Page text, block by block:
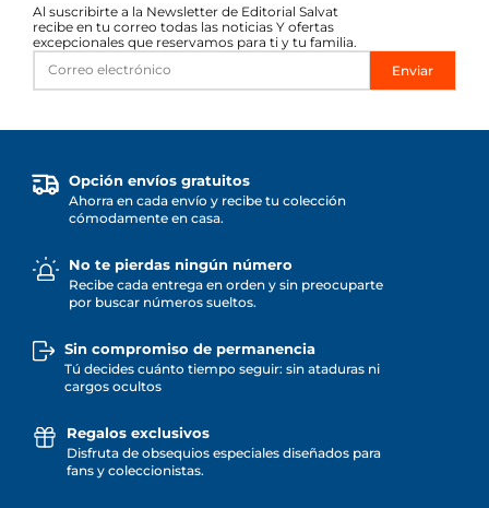
Al suscribirte a la Newsletter de Editorial Salvat
recibe en tu correo todas las noticias Y ofertas
excepcionales que reservamos para ti y tu familia.
Enviar
Opción envíos gratuitos
Ahorra en cada envío y recibe tu colección
cómodamente en casa.
No te pierdas ningún número
Recibe cada entrega en orden y sin preocuparte
por buscar números sueltos.
Sin compromiso de permanencia
Tú decides cuánto tiempo seguir: sin ataduras ni
cargos ocultos
Regalos exclusivos
Disfruta de obsequios especiales diseñados para
fans y coleccionistas.